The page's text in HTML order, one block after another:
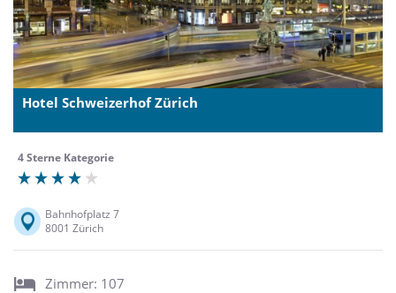
Hotel Schweizerhof Zürich
4 Sterne Kategorie
Bahnhofplatz 7
8001 Zürich
Zimmer: 107